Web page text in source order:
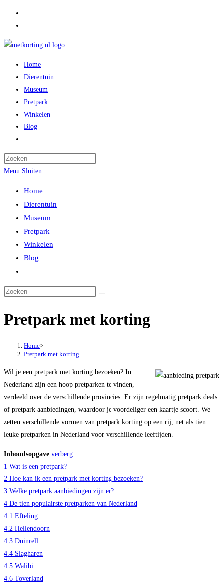
inhoud
Home
Dierentuin
Museum
Pretpark
Winkelen
Blog
zoeken
Menu Sluiten
Home
Dierentuin
Museum
Pretpark
Winkelen
Blog
zoeken
Pretpark met korting
Home>
Pretpark met korting
Wil je een pretpark met korting bezoeken? In
Nederland zijn een hoop pretparken te vinden,
verdeeld over de verschillende provincies. Er zijn regelmatig pretpark deals
of pretpark aanbiedingen, waardoor je voordeliger een kaartje scoort. We
zetten verschillende vormen van pretpark korting op een rij, net als tien
leuke pretparken in Nederland voor verschillende leeftijden.
Inhoudsopgave verberg
1 Wat is een pretpark?
2 Hoe kan ik een pretpark met korting bezoeken?
3 Welke pretpark aanbiedingen zijn er?
4 De tien populairste pretparken van Nederland
4.1 Efteling
4.2 Hellendoorn
4.3 Duinrell
4.4 Slagharen
4.5 Walibi
4.6 Toverland